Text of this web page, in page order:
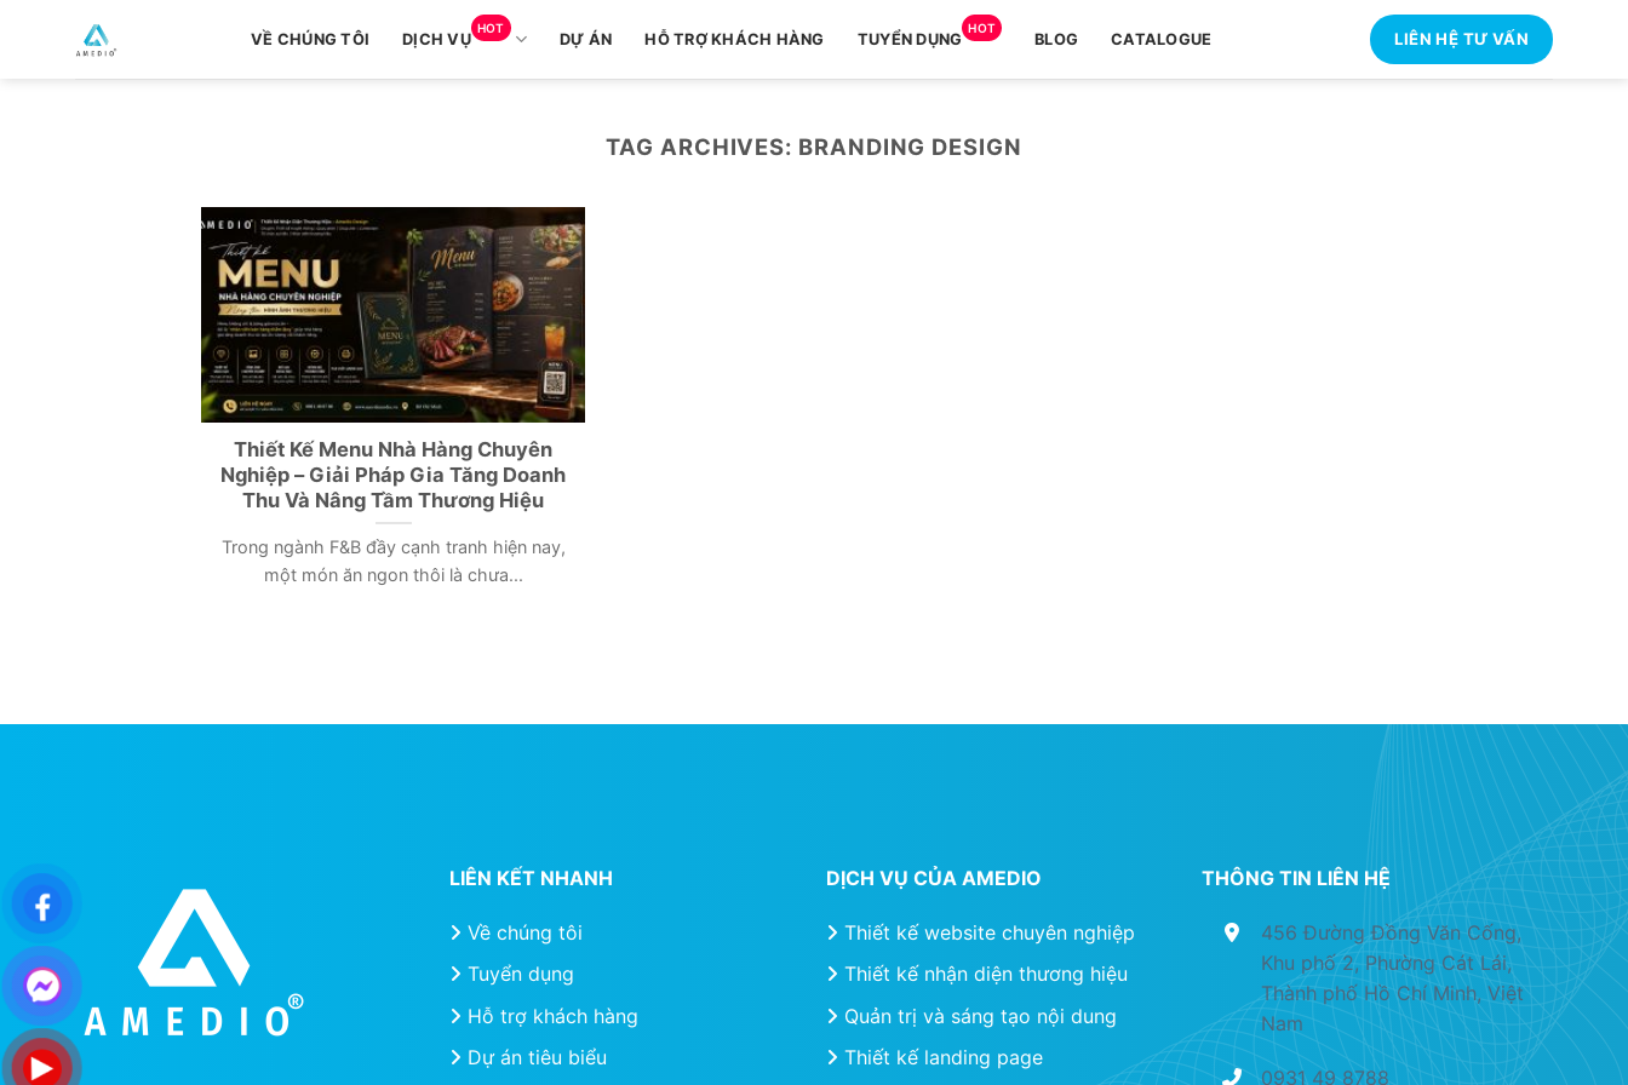
VỀ CHÚNG TÔI DỊCH VỤ
HOT
DỰ ÁN HỖ TRỢ KHÁCH HÀNG TUYỂN DỤNG
HOT
BLOG CATALOGUE LIÊN HỆ TƯ VẤN
TAG ARCHIVES: BRANDING DESIGN
Thiết Kế Menu Nhà Hàng Chuyên
Nghiệp – Giải Pháp Gia Tăng Doanh
Thu Và Nâng Tầm Thương Hiệu
Trong ngành F&B đầy cạnh tranh hiện nay,
một món ăn ngon thôi là chưa...
LIÊN KẾT NHANH
Về chúng tôi
Tuyển dụng
Hỗ trợ khách hàng
Dự án tiêu biểu
DỊCH VỤ CỦA AMEDIO
Thiết kế website chuyên nghiệp
Thiết kế nhận diện thương hiệu
Quản trị và sáng tạo nội dung
Thiết kế landing page
THÔNG TIN LIÊN HỆ
456 Đường Đồng Văn Cống,
Khu phố 2, Phường Cát Lái,
Thành phố Hồ Chí Minh, Việt
Nam
0931 49 8788